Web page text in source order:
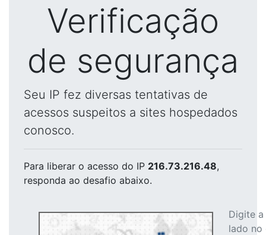
Verificação
de segurança
Seu IP fez diversas tentativas de
acessos suspeitos a sites hospedados
conosco.
Para liberar o acesso do IP 216.73.216.48,
responda ao desafio abaixo.
Digite
lado no